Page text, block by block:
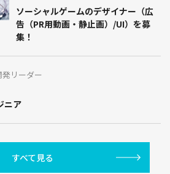
ソーシャルゲームのデザイナー（広
告（PR用動画・静止画）/UI）を募
集！
リーダー
ニア
すべて見る